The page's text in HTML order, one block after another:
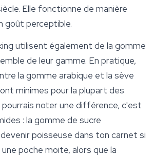
Elle fonctionne de manière
goût perceptible.
utilisent également de la gomme
de leur gamme. En pratique,
la gomme arabique et la sève
minimes pour la plupart des
pourrais noter une différence, c'est
: la gomme de sucre
poisseuse dans ton carnet si
poche moite, alors que la